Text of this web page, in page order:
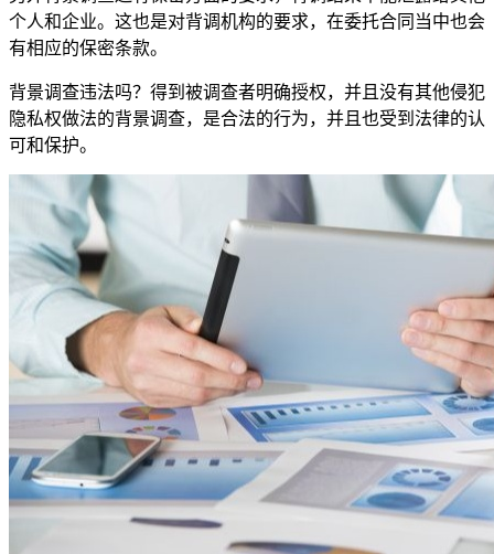
个人和企业。这也是对背调机构的要求，在委托合同当中也会
有相应的保密条款。
背景调查违法吗？得到被调查者明确授权，并且没有其他侵犯
隐私权做法的背景调查，是合法的行为，并且也受到法律的认
可和保护。